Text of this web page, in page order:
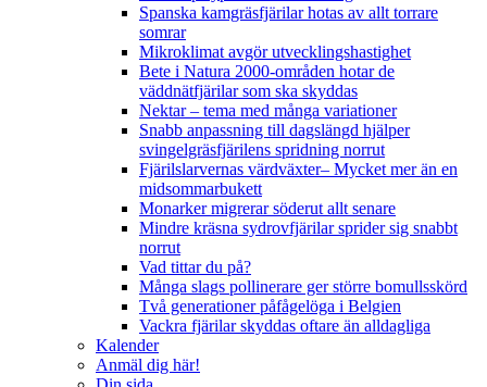
Spanska kamgräsfjärilar hotas av allt torrare
somrar
Mikroklimat avgör utvecklingshastighet
Bete i Natura 2000-områden hotar de
väddnätfjärilar som ska skyddas
Nektar – tema med många variationer
Snabb anpassning till dagslängd hjälper
svingelgräsfjärilens spridning norrut
Fjärilslarvernas värdväxter– Mycket mer än en
midsommarbukett
Monarker migrerar söderut allt senare
Mindre kräsna sydrovfjärilar sprider sig snabbt
norrut
Vad tittar du på?
Många slags pollinerare ger större bomullsskörd
Två generationer påfågelöga i Belgien
Vackra fjärilar skyddas oftare än alldagliga
Kalender
Anmäl dig här!